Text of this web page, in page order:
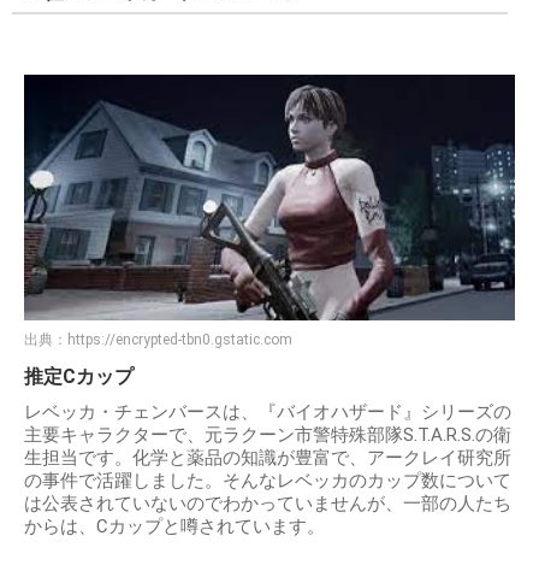
出典： https://encrypted-tbn0.gstatic.com
推定Cカップ
レベッカ・チェンバースは、『バイオハザード』シリーズの
主要キャラクターで、元ラクーン市警特殊部隊S.T.A.R.S.の衛
生担当です。化学と薬品の知識が豊富で、アークレイ研究所
の事件で活躍しました。そんなレベッカのカップ数について
は公表されていないのでわかっていませんが、一部の人たち
からは、Cカップと噂されています。